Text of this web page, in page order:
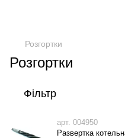
Розгортки
Розгортки
Фільтр
арт. 004950
Развертка